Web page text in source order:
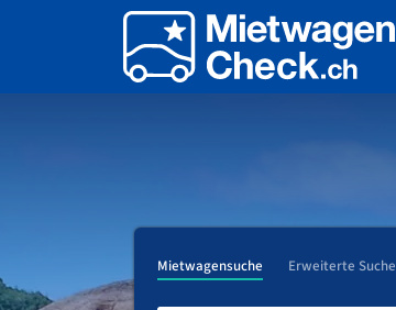
Mietwagensuche Erweiterte Suche